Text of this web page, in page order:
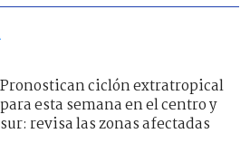
Pronostican ciclón extratropical
para esta semana en el centro y
sur: revisa las zonas afectadas